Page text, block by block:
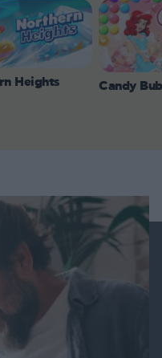
Heights Candy